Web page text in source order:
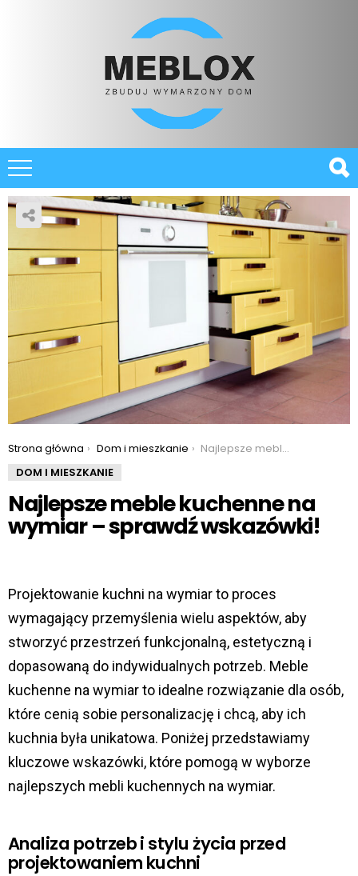
You are here:
Strona główna Dom i mieszkanie
Najlepsze meble kuchenne na wymiar – sprawdź wskazówki!
DOM I MIESZKANIE
Najlepsze meble kuchenne na
wymiar – sprawdź wskazówki!
Projektowanie kuchni na wymiar to proces
wymagający przemyślenia wielu aspektów, aby
stworzyć przestrzeń funkcjonalną, estetyczną i
dopasowaną do indywidualnych potrzeb. Meble
kuchenne na wymiar to idealne rozwiązanie dla osób,
które cenią sobie personalizację i chcą, aby ich
kuchnia była unikatowa. Poniżej przedstawiamy
kluczowe wskazówki, które pomogą w wyborze
najlepszych mebli kuchennych na wymiar.
Analiza potrzeb i stylu życia przed
projektowaniem kuchni